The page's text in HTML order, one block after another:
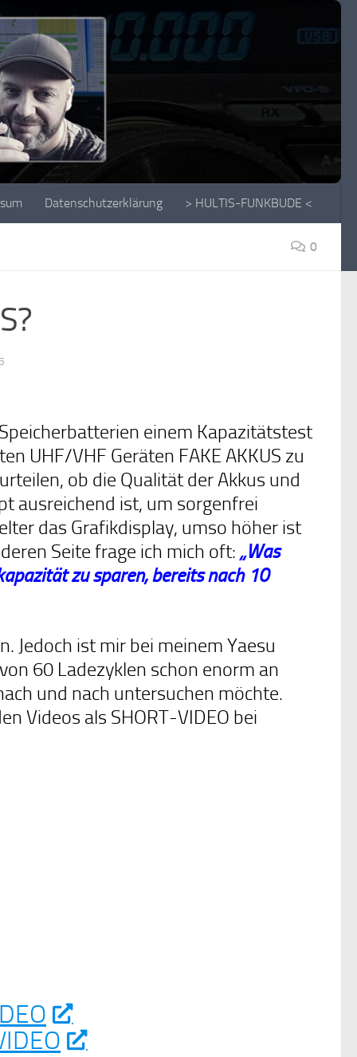
Datenschutzerklärung > HULTIS-FUNKBUDE <
0
einem Kapazitätstest
UHF/VHF Geräten FAKE AKKUS zu
ob die Qualität der Akkus und
ausreichend ist, um sorgenfrei
das Grafikdisplay, umso höher ist
Seite frage ich mich oft: „Was
zu sparen, bereits nach 10
Jedoch ist mir bei meinem Yaesu
60 Ladezyklen schon enorm an
und nach untersuchen möchte.
Videos als SHORT-VIDEO bei